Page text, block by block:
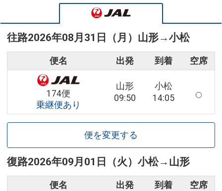
往路2026年08月31日（月） 山形→小松
便名 出発 到着 空席
174便
乗継便あり
山形
09:50
小松
14:05
便を変更する
復路2026年09月01日（火） 小松→ 山形
便名 出発 到着 空席